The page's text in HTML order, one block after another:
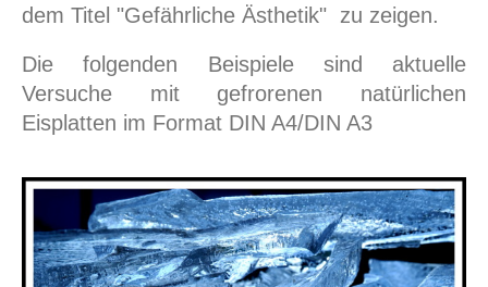
dem Titel "Gefährliche Ästhetik" zu zeigen.
Die folgenden Beispiele sind aktuelle
Versuche mit gefrorenen natürlichen
Eisplatten im Format DIN A4/DIN A3